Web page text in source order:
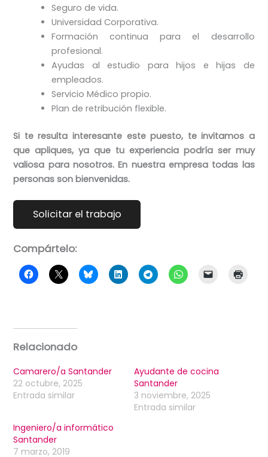
Seguro de vida.
Universidad Corporativa.
Formación continua para el desarrollo
profesional.
Ayudas al estudio para hijos e hijas de
empleados.
Servicio Médico propio.
Plan de retribución flexible.
Si te resulta interesante este puesto, te invitamos a
que apliques, ya que tu experiencia podría ser muy
valiosa para nosotros. En nuestra empresa todas las
personas son bienvenidas.
Compártelo:
Relacionado
Camarero/a Santander
22 octubre, 2025
Entrada similar
Ayudante de cocina
Santander
3 noviembre, 2025
Entrada similar
Ingeniero/a informático
Santander
7 marzo, 2019